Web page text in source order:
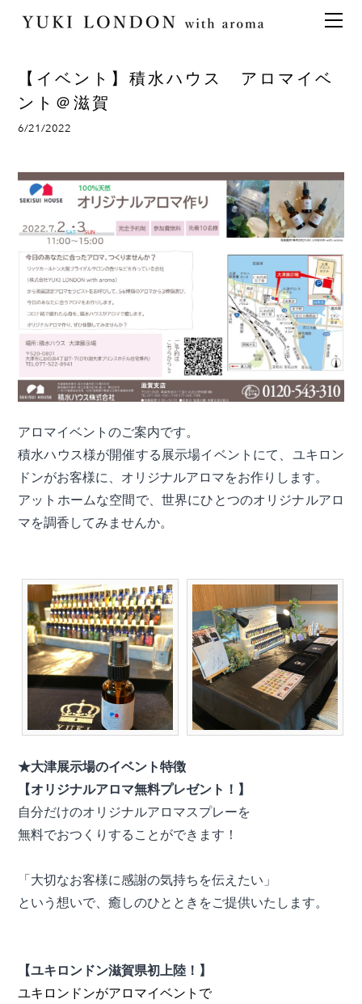
【イベント】積水ハウス アロマイベ
ント＠滋賀
6/21/2022
アロマイベントのご案内です。
積水ハウス様が開催する展示場イベント にて、 ユキロン
ドンがお客様に、オリジナルアロマをお作りします。
アットホームな空間で、世界にひとつのオリジナルアロ
マを調香してみませんか。
★大津展示場のイベント特徴
【オリジナルアロマ無料プレゼント！】
自分だけのオリジナルアロマスプレーを
無料でおつくりすることができます！
「大切なお客様に感謝の気持ちを伝えたい」
という想いで、癒しのひとときをご提供いたします。
【ユキロンドン滋賀県初上陸！】
ユキロンドンがアロマイベントで
最新情報
メディア情報
アロマイベント／講習会
アロマ空間デザイン
アロマ空間導入の目的・メリット
香りの定期便
オリジナル商品
精油56種
グッズ基材
名入れギフト
特別なギフトセレクション
アロマコラム